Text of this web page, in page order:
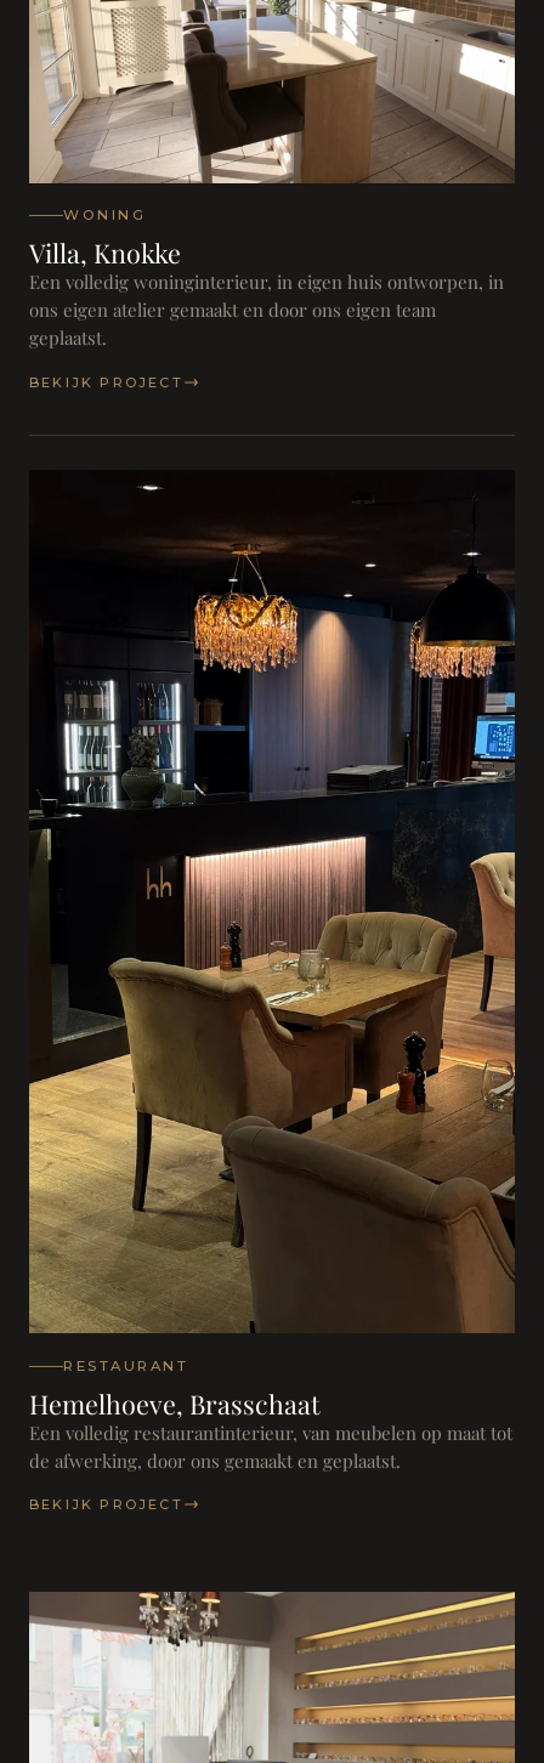
WONING
Villa, Knokke
Een volledig woninginterieur, in eigen huis ontworpen, in
ons eigen atelier gemaakt en door ons eigen team
geplaatst.
BEKIJK PROJECT
RESTAURANT
Hemelhoeve, Brasschaat
Een volledig restaurantinterieur, van meubelen op maat tot
de afwerking, door ons gemaakt en geplaatst.
BEKIJK PROJECT